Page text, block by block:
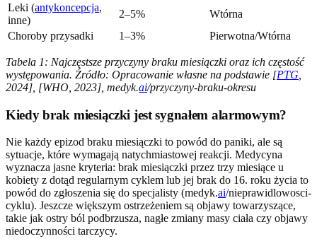
Leki (antykoncepcja,
inne)
2–5%
Wtórna
Choroby przysadki
1–3% Pierwotna/Wtórna
Tabela 1: Najczęstsze przyczyny braku miesiączki oraz ich częstość
występowania. Źródło: Opracowanie własne na podstawie [PTG
2024], [WHO, 2023], medyk.ai/przyczyny-braku-okresu
Kiedy brak miesiączki jest sygnałem alarmowym?
Nie każdy epizod braku miesiączki to powód do paniki, ale są
sytuacje, które wymagają natychmiastowej reakcji. Medycyna
wyznacza jasne kryteria: brak miesiączki przez trzy miesiące u
kobiety z dotąd regularnym cyklem lub jej brak do 16. roku życia to
powód do zgłoszenia się do specjalisty (medyk.ai/nieprawidlowosci-
cyklu). Jeszcze większym ostrzeżeniem są objawy towarzyszące,
takie jak ostry ból podbrzusza, nagłe zmiany masy ciała czy objawy
niedoczynności tarczycy.